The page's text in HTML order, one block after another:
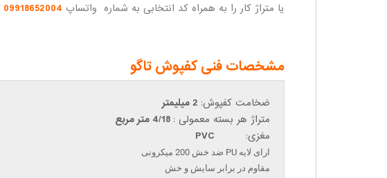
یا متراژ کار را به همراه کد انتخابی به شماره واتساپ 09918652004
مشخصات فنی کفپوش تاگو
ضخامت کفپوش:
متراژ هر بسته معمولی :
مغزی:
PVC
ارای لایه PU ضد خش 200 میکرونی
مقاوم در برابر سایش و خش